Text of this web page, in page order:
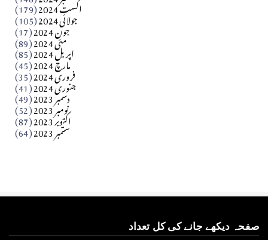
اگست 2024 (179) جولائی 2024 (105) جون 2024 (17) مئی 2024 (89) اپریل 2024 (85) مارچ 2024 (45) فروری 2024 (35) جنوری 2024 (41) دسمبر 2023 (49) نومبر 2023 (52) اکتوبر 2023 (87) ستمبر 2023 (64)
صفحہ دیکھے جانے کی کل تعداد